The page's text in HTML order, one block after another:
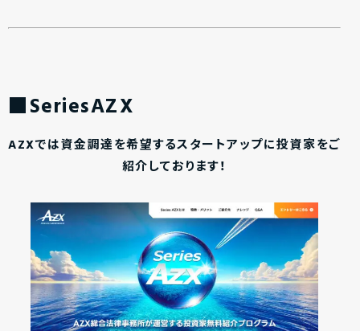
■SeriesAZX
AZXでは資金調達を希望するスタートアップに投資家をご
紹介しております！